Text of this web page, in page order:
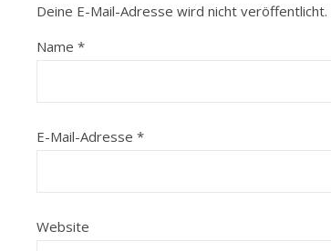
Deine E-Mail-Adresse wird nicht veröffentlicht.
Name *
E-Mail-Adresse *
Website